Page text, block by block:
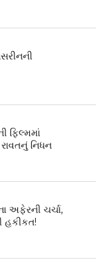
ફિલ્મમાં
નિધન
અફેરની ચર્ચા,
હકીકત!